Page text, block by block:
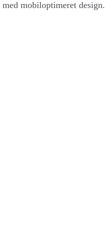
mobiloptimeret design.